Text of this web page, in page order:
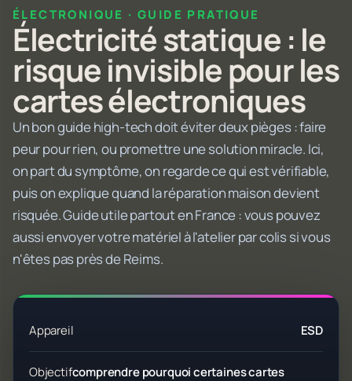
ÉLECTRONIQUE · GUIDE PRATIQUE
Électricité statique : le
risque invisible pour les
cartes électroniques
Un bon guide high-tech doit éviter deux pièges : faire
peur pour rien, ou promettre une solution miracle. Ici,
on part du symptôme, on regarde ce qui est vérifiable,
puis on explique quand la réparation maison devient
risquée. Guide utile partout en France : vous pouvez
aussi envoyer votre matériel à l'atelier par colis si vous
n'êtes pas près de Reims.
Appareil ESD
Objectifcomprendre pourquoi certaines cartes